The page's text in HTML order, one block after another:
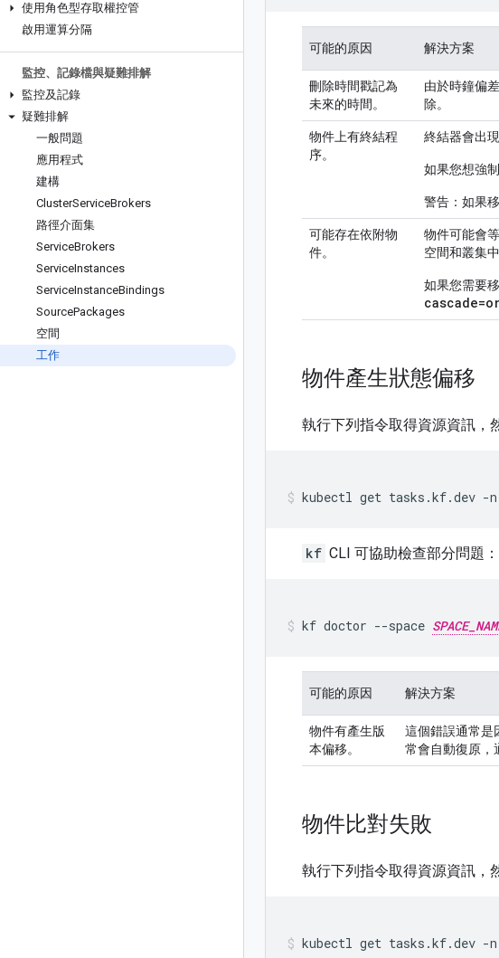
使用角色型存取權控管
啟用運算分隔
監控、記錄檔與疑難排解
監控及記錄
疑難排解
一般問題
應用程式
建構
ClusterServiceBrokers
路徑介面集
ServiceBrokers
ServiceInstances
ServiceInstanceBindings
SourcePackages
空間
工作
可能的原因 解決方案
刪除時間戳記為
未來的時間。
由於時鐘偏差
除。
物件上有終結程
序。
終結器會出
如果您想強
警告：如果
可能存在依附物
件。
物件可能會
空間和叢集
如果您需要
物件產生狀態偏移
執行下列指令取得資源資訊，
kubectl get tasks.kf.dev -n
kf CLI 可協助檢查部分問題：
kf doctor --space
可能的原因 解決方案
物件有產生版
本偏移。
這個錯誤通常是
常會自動復原，
物件比對失敗
執行下列指令取得資源資訊，
kubectl get tasks.kf.dev -n